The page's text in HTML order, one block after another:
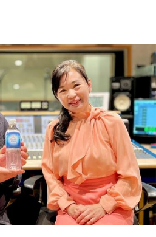
の振る舞いに、番組パートナー
しなくて良かったんじゃないか
立場になっても相談者さんの立
不誠実な方です。今後もこういう
本当に結婚されなくて良かった
に100％同意しました。
もそう思う。っていうか、「と
じゃなくて、チャラチャラしたア
かって良かったじゃない。
う思います。
也さん、杉浦太陽
家公務員の仕事
用している制度や行政サービス
て支えられています。暮らしの
・安心を守りながら「国のミライ
役割を担っています。人事院も
の1つです。